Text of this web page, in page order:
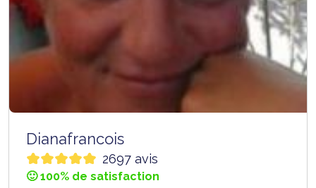
Dianafrancois
2697 avis
🙂 100% de satisfaction